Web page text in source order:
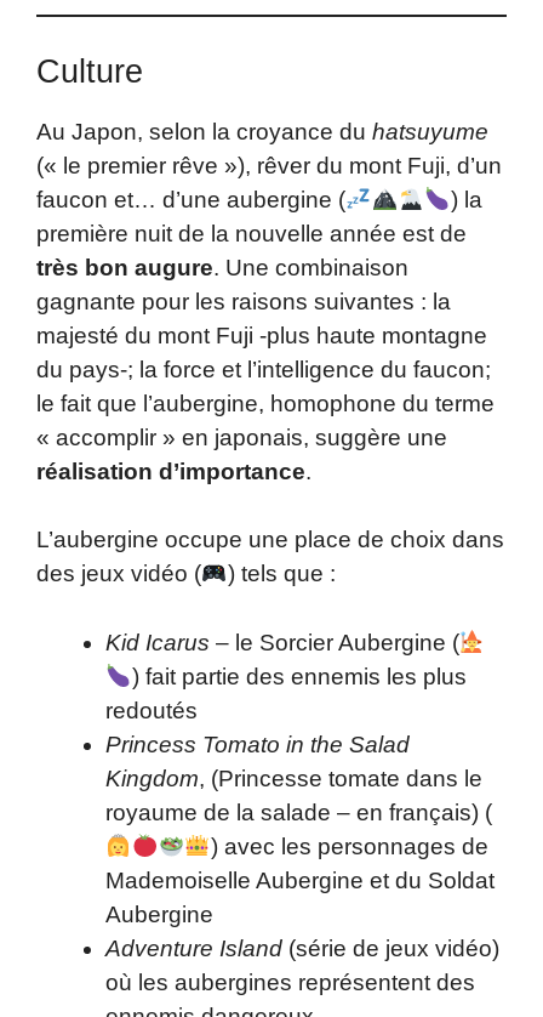
Culture
Au Japon, selon la croyance du hatsuyume
(« le premier rêve »), rêver du mont Fuji, d’un
faucon et… d’une aubergine (
) la
première nuit de la nouvelle année est de
très bon augure. Une combinaison
gagnante pour les raisons suivantes : la
majesté du mont Fuji -plus haute montagne
du pays-; la force et l’intelligence du faucon;
le fait que l’aubergine, homophone du terme
« accomplir » en japonais, suggère une
réalisation d’importance.
L’aubergine occupe une place de choix dans
des jeux vidéo (
) tels que :
Kid Icarus – le Sorcier Aubergine (
) fait partie des ennemis les plus
redoutés
Princess Tomato in the Salad
Kingdom, (Princesse tomate dans le
royaume de la salade – en français) (
) avec les personnages de
Mademoiselle Aubergine et du Soldat
Aubergine
Adventure Island (série de jeux vidéo)
où les aubergines représentent des